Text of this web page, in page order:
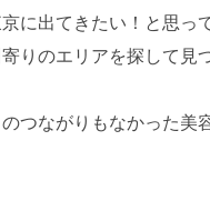
に出てきたい！と思っ
りのエリアを探して見
つながりもなかった美